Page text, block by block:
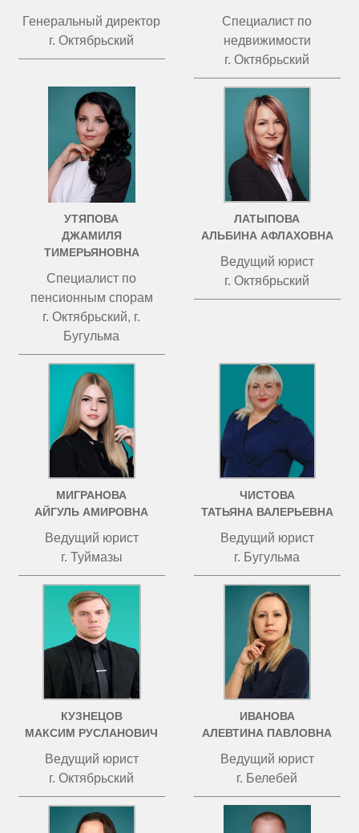
Генеральный директор
г. Октябрьский
Специалист по
недвижимости
г. Октябрьский
УТЯПОВА
ДЖАМИЛЯ
ТИМЕРЬЯНОВНА
Специалист по
пенсионным спорам
г. Октябрьский, г.
Бугульма
ЛАТЫПОВА
АЛЬБИНА АФЛАХОВНА
Ведущий юрист
г. Октябрьский
МИГРАНОВА
АЙГУЛЬ АМИРОВНА
Ведущий юрист
г. Туймазы
ЧИСТОВА
ТАТЬЯНА ВАЛЕРЬЕВНА
Ведущий юрист
г. Бугульма
КУЗНЕЦОВ
МАКСИМ РУСЛАНОВИЧ
Ведущий юрист
г. Октябрьский
ИВАНОВА
АЛЕВТИНА ПАВЛОВНА
Ведущий юрист
г. Белебей